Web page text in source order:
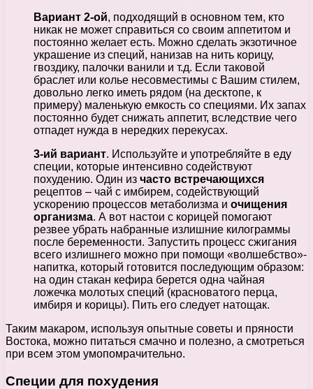
Вариант 2-ой, подходящий в основном тем, кто
никак не может справиться со своим аппетитом и
постоянно желает есть. Можно сделать экзотичное
украшение из специй, нанизав на нить корицу,
гвоздику, палочки ванили и т.д. Если таковой
браслет или колье несовместимы с Вашим стилем,
довольно легко иметь рядом (на десктопе, к
примеру) маленькую емкость со специями. Их запах
постоянно будет снижать аппетит, вследствие чего
отпадет нужда в нередких перекусах.
3-ий вариант. Используйте и употребляйте в еду
специи, которые интенсивно содействуют
похудению. Один из часто встречающихся
рецептов – чай с имбирем, содействующий
ускорению процессов метаболизма и очищения
организма. А вот настои с корицей помогают
резвее убрать набранные излишние килограммы
после беременности. Запустить процесс сжигания
всего излишнего можно при помощи «волшебство»-
напитка, который готовится последующим образом:
на один стакан кефира берется одна чайная
ложечка молотых специй (красноватого перца,
имбиря и корицы). Пить его следует натощак.
Таким макаром, используя опытные советы и пряности
Востока, можно питаться смачно и полезно, а смотреться
при всем этом умопомрачительно.
Специи для похудения